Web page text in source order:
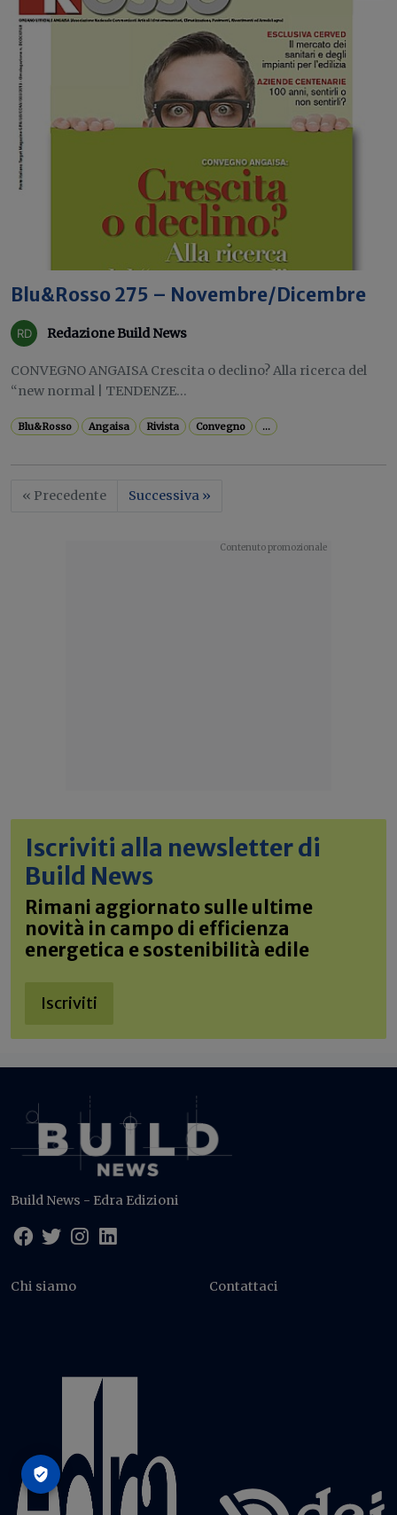
Blu&Rosso 275 – Novembre/Dicembre
Redazione Build News
CONVEGNO ANGAISA Crescita o declino? Alla ricerca del
“new normal | TENDENZE...
Blu&Rosso Angaisa Rivista Convegno ...
« Precedente Successiva »
Iscriviti alla newsletter di
Build News
Rimani aggiornato sulle ultime
novità in campo di efficienza
energetica e sostenibilità edile
Iscriviti
Build News - Edra Edizioni
Chi siamo Contattaci